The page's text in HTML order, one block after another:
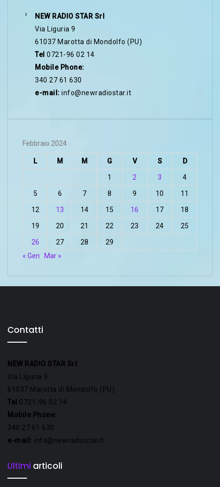
NEW RADIO STAR Srl
Via Liguria 9
61037 Marotta di Mondolfo (PU)
Tel 0721-96 02 14
Mobile Phone:
340 27 61 630
e-mail: info@newradiostar.it
Febbraio 2024
L M M G V S D
1 2 3 4
5 6 7 8 9 10 11
12 13 14 15 16 17 18
19 20 21 22 23 24 25
26 27 28
29
« Gen
Mar »
Contatti
NEW RADIO STAR Srl
Via Liguria 9
61037 Marotta di Mondolfo (PU)
Tel 0721-96 02 14
Mobile Phone:
340 27 61 630
e-mail: info@newradiostar.it
Ultimi articoli